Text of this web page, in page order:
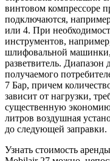
винтовом компрессоре
подключаются,
или 4. При
инструментов,
шлифовальной машинки,
разветвитель. Диапазон
получаемого
7 Бар, причем
зависит от нагрузки,
существенную
литров воздушная
до следующей заправки.
Узнать стоимость